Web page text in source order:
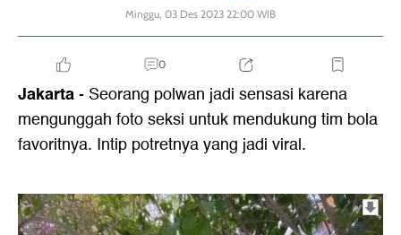
Minggu, 03 Des 2023 22:00 WIB
0
Jakarta- Seorang polwan jadi sensasi karena
mengunggah foto seksi untuk mendukung tim bola
favoritnya. Intip potretnya yang jadi viral.